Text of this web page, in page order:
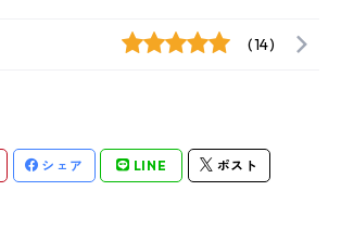
(14)
シェア LINE ポスト